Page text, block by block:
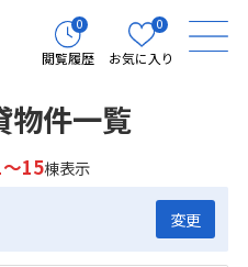
0
閲覧履歴
0
お気に入り
物件一覧
15棟表示
変更